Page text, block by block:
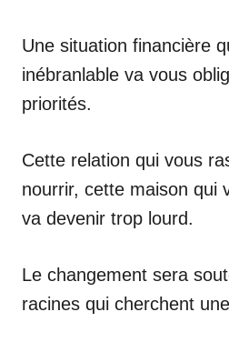
Une situation financière
inébranlable va vous
priorités.
Cette relation qui vous
nourrir, cette maison qui
va devenir trop lourd.
Le changement sera
racines qui cherchent